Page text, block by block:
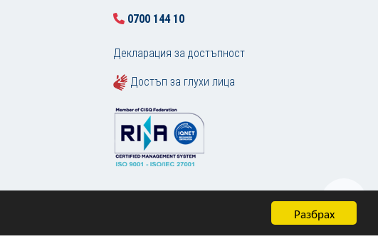
Разбрах
0700 144 10
Декларация за достъпност
Достъп за глухи лица